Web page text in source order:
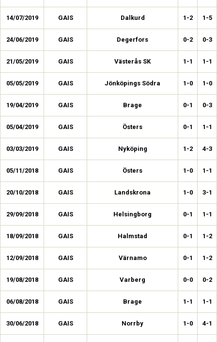
14/07/2019 GAIS Dalkurd 1-2 1-5
24/06/2019 GAIS Degerfors 0-2 0-3
21/05/2019 GAIS Västerås SK 1-1 1-1
05/05/2019 GAIS Jönköpings Södra 1-0 1-0
19/04/2019 GAIS Brage 0-1 0-3
05/04/2019 GAIS Östers 0-1 1-1
03/03/2019 GAIS Nyköping 1-2 4-3
05/11/2018 GAIS Östers 1-0 1-1
20/10/2018 GAIS Landskrona 1-0 3-1
29/09/2018 GAIS Helsingborg 0-1 1-1
18/09/2018 GAIS Halmstad 0-1 1-2
12/09/2018 GAIS Värnamo 0-1 1-2
19/08/2018 GAIS Varberg 0-0 0-2
06/08/2018 GAIS Brage 1-1 1-1
30/06/2018 GAIS Norrby 1-0 4-1